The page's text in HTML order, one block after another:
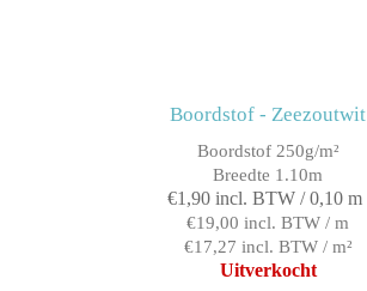
Boordstof - Zeezoutwit
Boordstof 250g/m²
Breedte 1.10m
€1,90 incl. BTW / 0,10 m
€19,00 incl. BTW / m
€17,27 incl. BTW / m²
Uitverkocht